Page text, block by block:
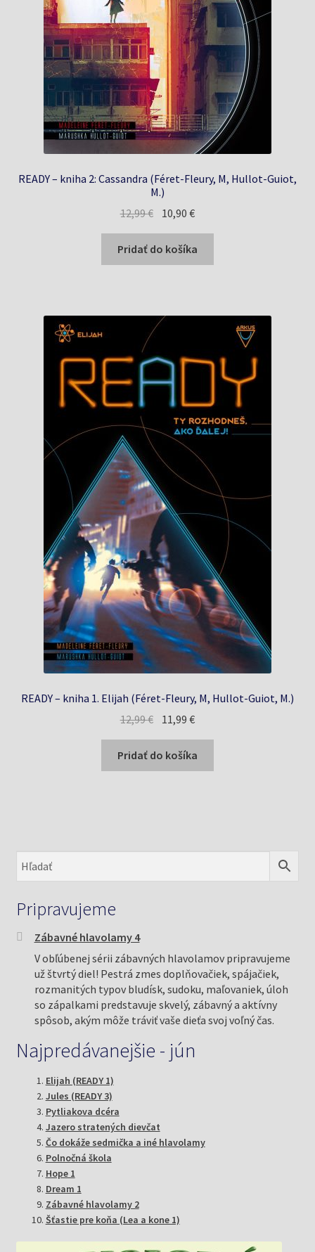
READY – kniha 2: Cassandra (Féret-Fleury, M, Hullot-Guiot,
M.)
12,99€ Pôvodná
cena
bola:
12,99 €.
10,90€Aktuálna
cena
je:
10,90 €.
Pridať do košíka
READY – kniha 1. Elijah (Féret-Fleury, M, Hullot-Guiot, M.)
12,99€ Pôvodná
cena
bola:
12,99 €.
11,99€Aktuálna
cena
je:
11,99 €.
Pridať do košíka
Pripravujeme
Zábavné hlavolamy 4
V obľúbenej sérii zábavných hlavolamov pripravujeme
už štvrtý diel! Pestrá zmes doplňovačiek, spájačiek,
rozmanitých typov bludísk, sudoku, maľovaniek, úloh
so zápalkami predstavuje skvelý, zábavný a aktívny
spôsob, akým môže tráviť vaše dieťa svoj voľný čas.
Najpredávanejšie - jún
Elijah (READY 1)
Jules (READY 3)
Pytliakova dcéra
Jazero stratených dievčat
Čo dokáže sedmička a iné hlavolamy
Polnočná škola
Hope 1
Dream 1
Zábavné hlavolamy 2
Šťastie pre koňa (Lea a kone 1)